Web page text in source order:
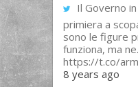
Il Governo
primiera a
sono le figure
funziona, ma
https://t.co/
8 years ago